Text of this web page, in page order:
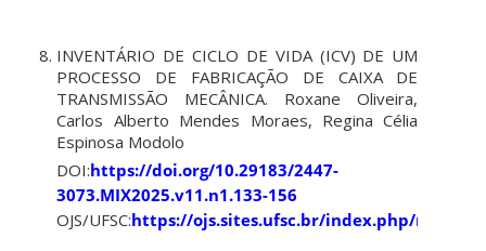
INVENTÁRIO DE CICLO DE VIDA (ICV) DE UM
PROCESSO DE FABRICAÇÃO DE CAIXA DE
TRANSMISSÃO MECÂNICA. Roxane Oliveira,
Carlos Alberto Mendes Moraes, Regina Célia
Espinosa Modolo
DOI:https://doi.org/10.29183/2447-
3073.MIX2025.v11.n1.133-156
OJS/UFSC:https://ojs.sites.ufsc.br/index.php/